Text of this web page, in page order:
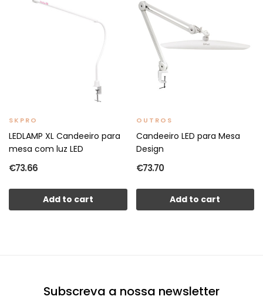
SKPRO
LEDLAMP XL Candeeiro para
mesa com luz LED
€73.66
Add to cart
OUTROS
Candeeiro LED para Mesa
Design
€73.70
Add to cart
Subscreva a nossa newsletter